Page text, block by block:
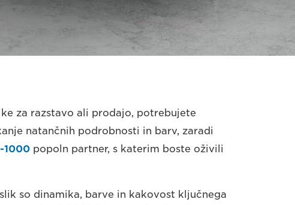
za razstavo ali prodajo, potrebujete
natančnih podrobnosti in barv, zaradi
1000 popoln partner, s katerim boste oživili
so dinamika, barve in kakovost ključnega